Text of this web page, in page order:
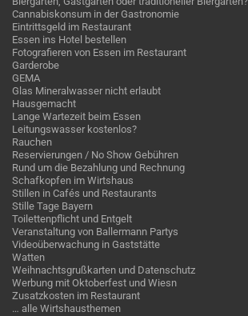
Cannabiskonsum in der Gastronomie
Eintrittsgeld im Restaurant
Essen ins Hotel bestellen
Fotografieren von Essen im Restaurant
Garderobe
GEMA
Glas Mineralwasser nicht erlaubt
Hausgemacht
Lange Wartezeit beim Essen
Leitungswasser kostenlos?
Rauchen
Reservierungen / No Show Gebühren
Rund um die Bezahlung und Rechnung
Schafkopfen im Wirtshaus
Stillen in Cafés und Restaurants
Stille Tage Bayern
Toilettenpflicht und Entgelt
Veranstaltung von Ballermann Partys
Videoüberwachung in Gaststätte
Watten
Weihnachtsgrußkarten und Datenschutz
Werbung mit Oktoberfest und Wiesn
Zusatzkosten im Restaurant
… alle Wirtshausthemen